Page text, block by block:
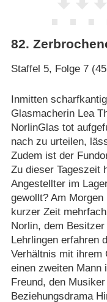
82.
Staffel 5, Folge 7
Inmitten
Glasmacherin Lea
NorlinGlas tot
nach zu urteilen,
Zudem ist der
Zu dieser Tageszeit
Angestellter im
gewollt? Am
kurzer Zeit
Norlin, dem
Lehrlingen erfahren
Verhältnis mit ihrem
einen zweiten Mann
Freund, den
Beziehungsdrama